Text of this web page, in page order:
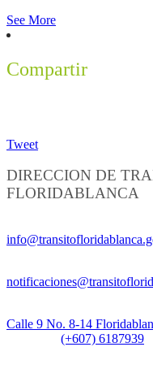
See More
Compartir
Tweet
DIRECCION DE
FLORIDABLANCA
Calle 9 No. 8-14
(+607) 6187939